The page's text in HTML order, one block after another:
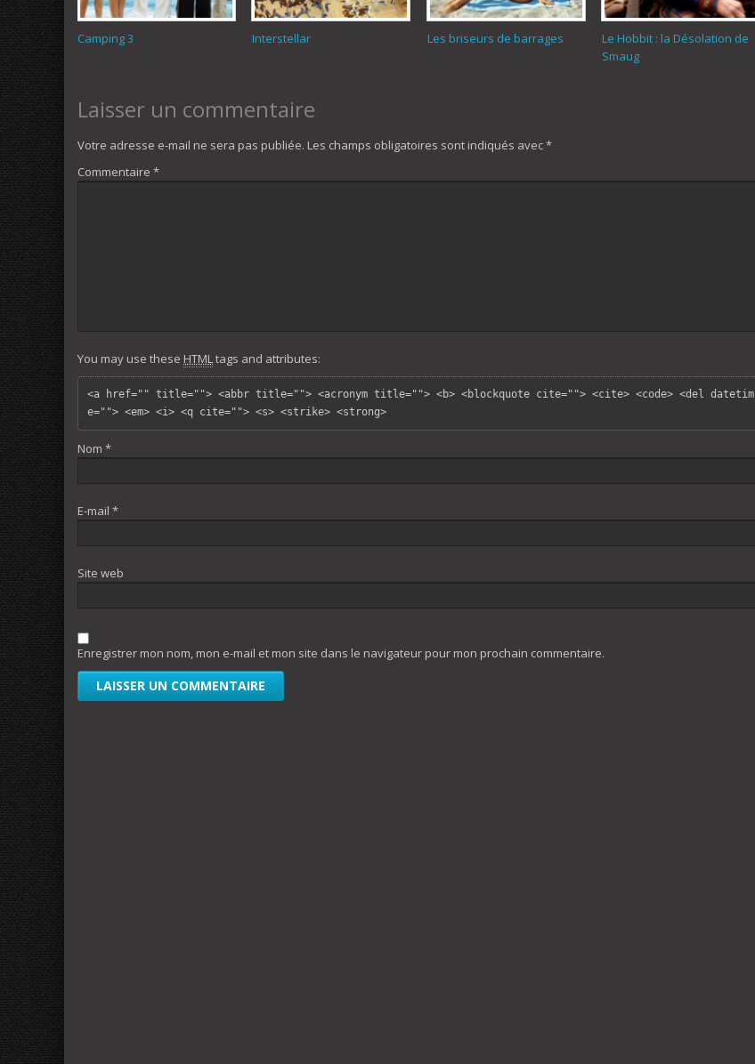
Camping 3 Interstellar Les briseurs de barrages
Le Hobbit : la Désolation de
Smaug
Laisser un commentaire
Votre adresse e-mail ne sera pas publiée. Les champs obligatoires sont indiqués avec*
Commentaire *
You may use these HTMLtags and attributes:
<a href="" title=""> <abbr title=""> <acronym title=""> <b> <blockquote cite=""> <cite> <code> <del datetim
e=""> <em> <i> <q cite=""> <s> <strike> <strong>
Nom *
E-mail *
Site web
Enregistrer mon nom, mon e-mail et mon site dans le navigateur pour mon prochain commentaire.